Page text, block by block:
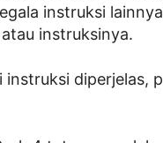
instruksi
instruksinya.
instruksi diperjelas,